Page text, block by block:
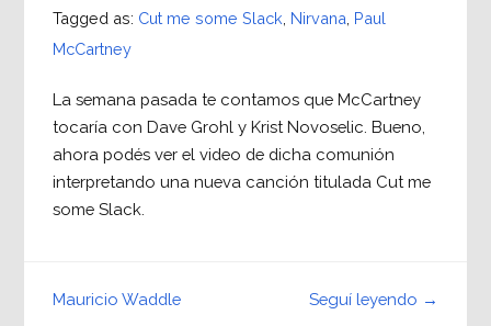
Tagged as: Cut me some Slack Nirvana Paul
McCartney
La semana pasada te contamos que McCartney
tocaría con Dave Grohl y Krist Novoselic. Bueno,
ahora podés ver el video de dicha comunión
interpretando una nueva canción titulada Cut me
some Slack.
Seguí leyendo →
Mauricio Waddle